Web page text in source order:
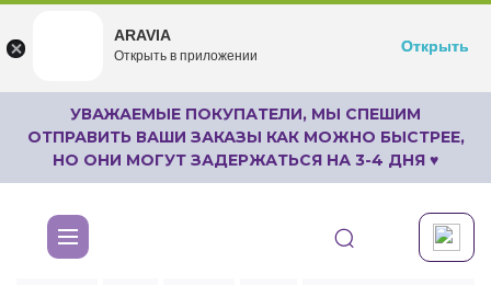
undefined
Бесплатноru.aravia.new
Открыть
УВАЖАЕМЫЕ ПОКУПАТЕЛИ, МЫ СПЕШИМ
ОТПРАВИТЬ ВАШИ ЗАКАЗЫ КАК МОЖНО БЫСТРЕЕ,
НО ОНИ МОГУТ ЗАДЕРЖАТЬСЯ НА 3-4 ДНЯ ♥
ARAVIA
Открыть в приложении
Открыть